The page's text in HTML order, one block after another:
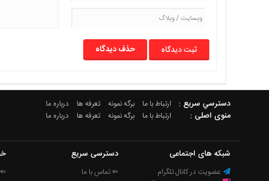
حذف دیدگاه
دسترسي سريع : ارتباط با ما برگه نمونه تعرفه ها درباره ما
منوی اصلی : ارتباط با ما برگه نمونه تعرفه ها درباره ما
شبکه های اجتماعی
عضویت در کانال تلگرام
دسترسی سریع
⇐ تماس با ما
⇐